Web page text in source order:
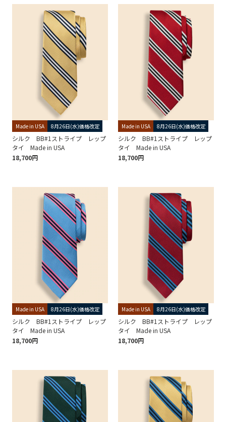
Made in USA 8月26日(水)価格改定
シルク BB#1ストライプ レップ
タイ Made in USA
18,700円
Made in USA 8月26日(水)価格改定
シルク BB#1ストライプ レップ
タイ Made in USA
18,700円
Made in USA 8月26日(水)価格改定
シルク BB#1ストライプ レップ
タイ Made in USA
18,700円
Made in USA 8月26日(水)価格改定
シルク BB#1ストライプ レップ
タイ Made in USA
18,700円